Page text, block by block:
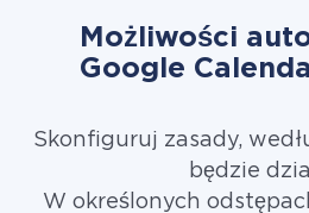
Możliwości
Google
Skonfiguruj zasady,
będzie
W określonych